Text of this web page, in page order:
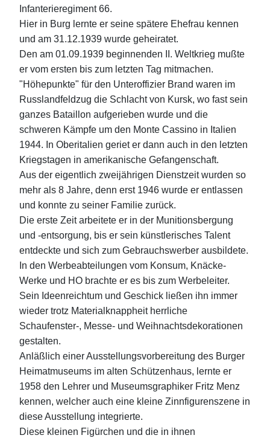
Infanterieregiment 66.
Hier in Burg lernte er seine spätere Ehefrau kennen
und am 31.12.1939 wurde geheiratet.
Den am 01.09.1939 beginnenden II. Weltkrieg mußte
er vom ersten bis zum letzten Tag mitmachen.
"Höhepunkte" für den Unteroffizier Brand waren im
Russlandfeldzug die Schlacht von Kursk, wo fast sein
ganzes Bataillon aufgerieben wurde und die
schweren Kämpfe um den Monte Cassino in Italien
1944. In Oberitalien geriet er dann auch in den letzten
Kriegstagen in amerikanische Gefangenschaft.
Aus der eigentlich zweijährigen Dienstzeit wurden so
mehr als 8 Jahre, denn erst 1946 wurde er entlassen
und konnte zu seiner Familie zurück.
Die erste Zeit arbeitete er in der Munitionsbergung
und -entsorgung, bis er sein künstlerisches Talent
entdeckte und sich zum Gebrauchswerber ausbildete.
In den Werbeabteilungen vom Konsum, Knäcke-
Werke und HO brachte er es bis zum Werbeleiter.
Sein Ideenreichtum und Geschick ließen ihn immer
wieder trotz Materialknappheit herrliche
Schaufenster-, Messe- und Weihnachtsdekorationen
gestalten.
Anläßlich einer Ausstellungsvorbereitung des Burger
Heimatmuseums im alten Schützenhaus, lernte er
1958 den Lehrer und Museumsgraphiker Fritz Menz
kennen, welcher auch eine kleine Zinnfigurenszene in
diese Ausstellung integrierte.
Diese kleinen Figürchen und die in ihnen